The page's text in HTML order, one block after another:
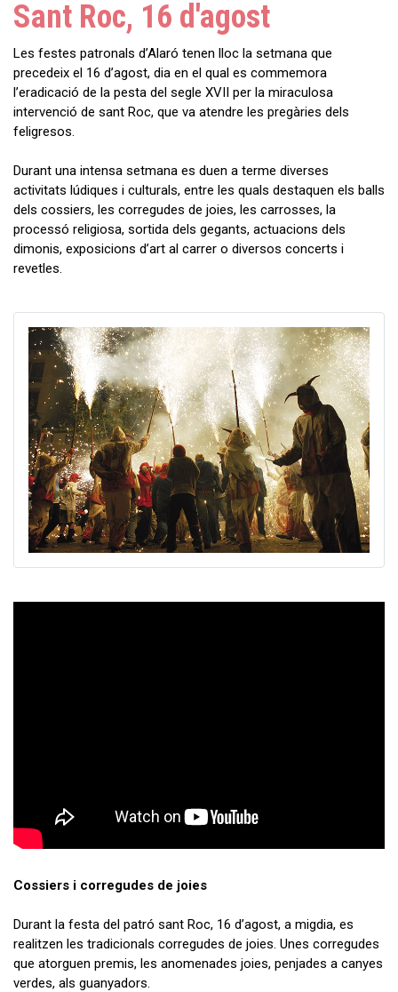
Sant Roc, 16 d'agost
Les festes patronals d’Alaró tenen lloc la setmana que
precedeix el 16 d’agost, dia en el qual es commemora
l’eradicació de la pesta del segle XVII per la miraculosa
intervenció de sant Roc, que va atendre les pregàries dels
feligresos.
Durant una intensa setmana es duen a terme diverses
activitats lúdiques i culturals, entre les quals destaquen els balls
dels cossiers, les corregudes de joies, les carrosses, la
processó religiosa, sortida dels gegants, actuacions dels
dimonis, exposicions d’art al carrer o diversos concerts i
revetles.
Cossiers i corregudes de joies
Durant la festa del patró sant Roc, 16 d’agost, a migdia, es
realitzen les tradicionals corregudes de joies. Unes corregudes
que atorguen premis, les anomenades joies, penjades a canyes
verdes, als guanyadors.